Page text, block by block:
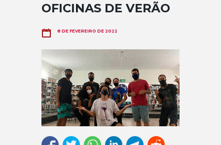
OFICINAS DE VERÃO
8 DE FEVEREIRO DE 2022